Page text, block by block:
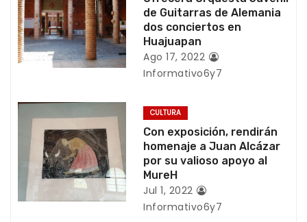
e
e
a
d
de Guitarras de Alemania
dos conciertos en
Huajuapan
Ago 17, 2022
Informativo6y7
CULTURA
Con exposición, rendirán
homenaje a Juan Alcázar
por su valioso apoyo al
MureH
Jul 1, 2022
Informativo6y7